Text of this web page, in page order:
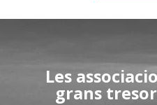
Les
grans